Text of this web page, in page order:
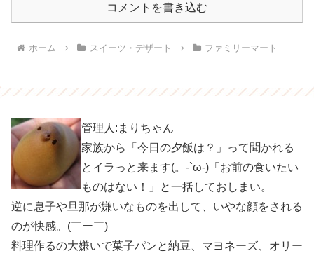
コメントを書き込む
ホーム スイーツ・デザート ファミリーマート
管理人:まりちゃん
家族から「今日の夕飯は？」って聞かれる
とイラっと来ます(。-`ω-)「お前の食いたい
ものはない！」と一括しておしまい。
逆に息子や旦那が嫌いなものを出して、いやな顔をされる
のが快感。(￣ー￣)
料理作るの大嫌いで菓子パンと納豆、マヨネーズ、オリー